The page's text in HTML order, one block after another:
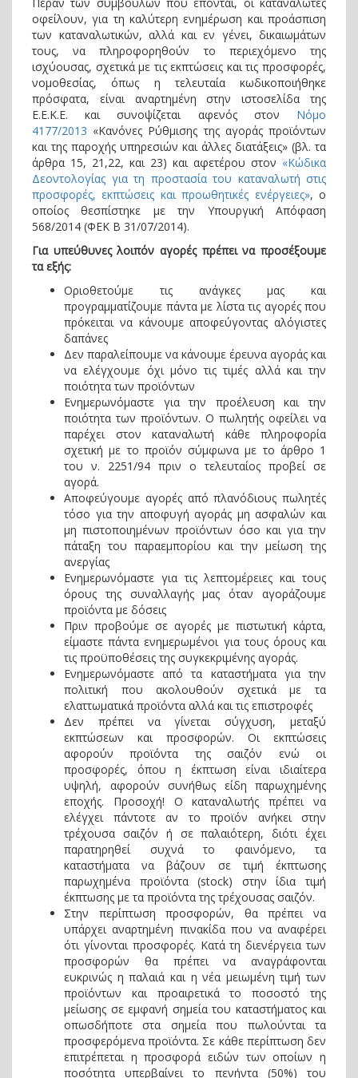
οφείλουν, για τη καλύτερη ενημέρωση και προάσπιση
των καταναλωτικών, αλλά και εν γένει, δικαιωμάτων
τους, να πληροφορηθούν το περιεχόμενο της
ισχύουσας, σχετικά με τις εκπτώσεις και τις προσφορές,
νομοθεσίας, όπως η τελευταία κωδικοποιήθηκε
πρόσφατα, είναι αναρτημένη στην ιστοσελίδα της
Ε.Ε.Κ.Ε. και συνοψίζεται αφενός στον Νόμο
4177/2013 «Κανόνες Ρύθμισης της αγοράς προϊόντων
και της παροχής υπηρεσιών και άλλες διατάξεις» (βλ. τα
άρθρα 15, 21,22, και 23) και αφετέρου στον «Κώδικα
Δεοντολογίας για τη προστασία του καταναλωτή στις
προσφορές, εκπτώσεις και προωθητικές ενέργειες», ο
οποίος θεσπίστηκε με την Υπουργική Απόφαση
568/2014 (ΦΕΚ Β 31/07/2014).
Για υπεύθυνες λοιπόν αγορές πρέπει να προσέξουμε
τα εξής:
Οριοθετούμε τις ανάγκες μας και
προγραμματίζουμε πάντα με λίστα τις αγορές που
πρόκειται να κάνουμε αποφεύγοντας αλόγιστες
δαπάνες
Δεν παραλείπουμε να κάνουμε έρευνα αγοράς και
να ελέγχουμε όχι μόνο τις τιμές αλλά και την
ποιότητα των προϊόντων
Ενημερωνόμαστε για την προέλευση και την
ποιότητα των προϊόντων. Ο πωλητής οφείλει να
παρέχει στον καταναλωτή κάθε πληροφορία
σχετική με το προϊόν σύμφωνα με το άρθρο 1
του ν. 2251/94 πριν ο τελευταίος προβεί σε
αγορά.
Αποφεύγουμε αγορές από πλανόδιους πωλητές
τόσο για την αποφυγή αγοράς μη ασφαλών και
μη πιστοποιημένων προϊόντων όσο και για την
πάταξη του παραεμπορίου και την μείωση της
ανεργίας
Ενημερωνόμαστε για τις λεπτομέρειες και τους
όρους της συναλλαγής μας όταν αγοράζουμε
προϊόντα με δόσεις
Πριν προβούμε σε αγορές με πιστωτική κάρτα,
είμαστε πάντα ενημερωμένοι για τους όρους και
τις προϋποθέσεις της συγκεκριμένης αγοράς.
Ενημερωνόμαστε από τα καταστήματα για την
πολιτική που ακολουθούν σχετικά με τα
ελαττωματικά προϊόντα αλλά και τις επιστροφές
Δεν πρέπει να γίνεται σύγχυση, μεταξύ
εκπτώσεων και προσφορών. Οι εκπτώσεις
αφορούν προϊόντα της σαιζόν ενώ οι
προσφορές, όπου η έκπτωση είναι ιδιαίτερα
υψηλή, αφορούν συνήθως είδη παρωχημένης
εποχής. Προσοχή! Ο καταναλωτής πρέπει να
ελέγχει πάντοτε αν το προϊόν ανήκει στην
τρέχουσα σαιζόν ή σε παλαιότερη, διότι έχει
παρατηρηθεί συχνά το φαινόμενο, τα
καταστήματα να βάζουν σε τιμή έκπτωσης
παρωχημένα προϊόντα (stock) στην ίδια τιμή
έκπτωσης με τα προϊόντα της τρέχουσας σαιζόν.
Στην περίπτωση προσφορών, θα πρέπει να
υπάρχει αναρτημένη πινακίδα που να αναφέρει
ότι γίνονται προσφορές. Κατά τη διενέργεια των
προσφορών θα πρέπει να αναγράφονται
ευκρινώς η παλαιά και η νέα μειωμένη τιμή των
προϊόντων και προαιρετικά το ποσοστό της
μείωσης σε εμφανή σημεία του καταστήματος και
οπωσδήποτε στα σημεία που πωλούνται τα
προσφερόμενα προϊόντα. Σε κάθε περίπτωση δεν
επιτρέπεται η προσφορά ειδών των οποίων η
ποσότητα υπερβαίνει το πενήντα (50%) του